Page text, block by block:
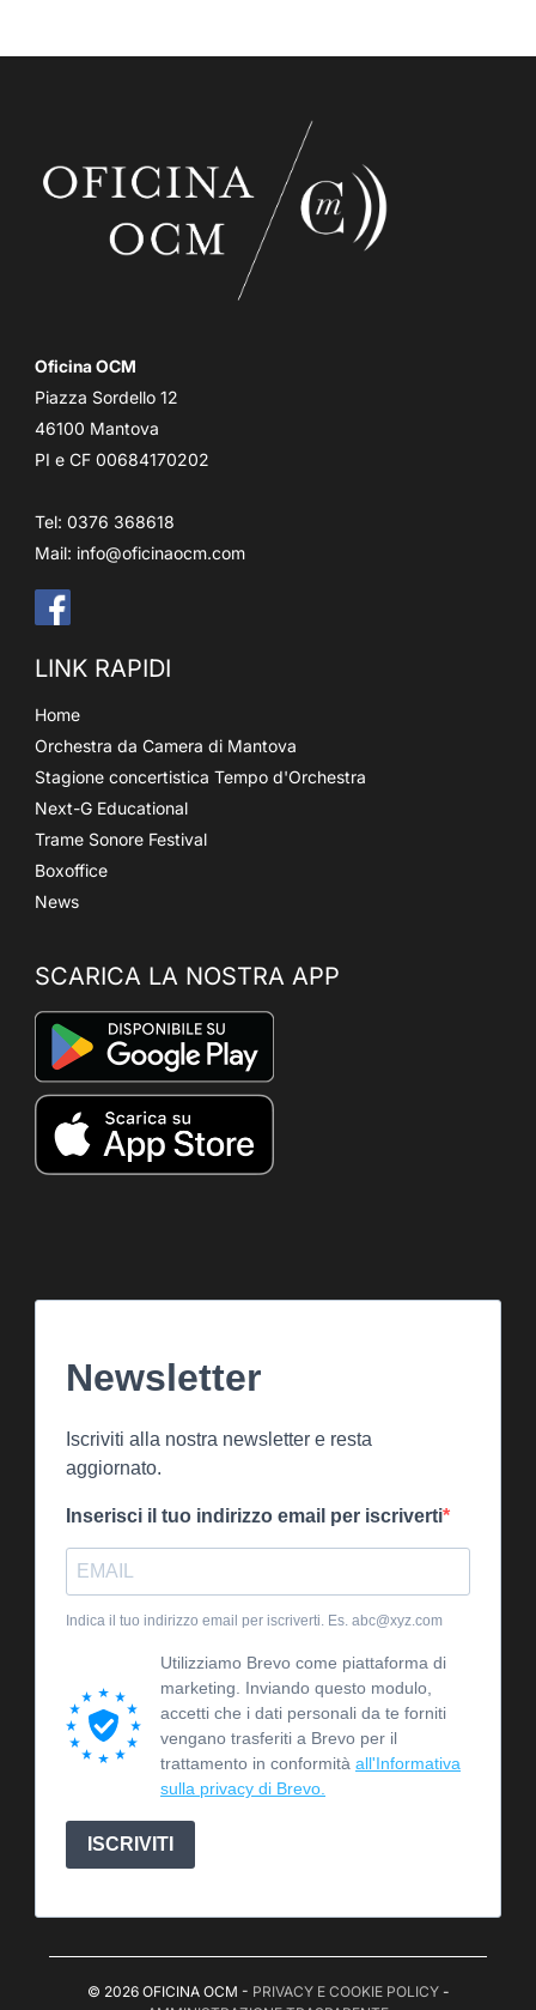
Oficina OCM
Piazza Sordello 12
46100 Mantova
PI e CF 00684170202
Tel: 0376 368618
Mail: info@oficinaocm.com
LINK RAPIDI
Home
Orchestra da Camera di Mantova
Stagione concertistica Tempo d'Orchestra
Next-G Educational
Trame Sonore Festival
Boxoffice
News
SCARICA LA NOSTRA APP
Newsletter
Iscriviti alla nostra newsletter e resta
aggiornato.
Inserisci il tuo indirizzo email per iscriverti
Indica il tuo indirizzo email per iscriverti. Es. abc@xyz.com
Utilizziamo Brevo come piattaforma di
marketing. Inviando questo modulo,
accetti che i dati personali da te forniti
vengano trasferiti a Brevo per il
trattamento in conformità all'Informativa
sulla privacy di Brevo.
ISCRIVITI
© 2026 OFICINA OCM - PRIVACY E COOKIE POLICY-